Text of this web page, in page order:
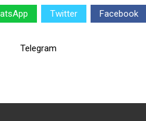
Twitter Facebook